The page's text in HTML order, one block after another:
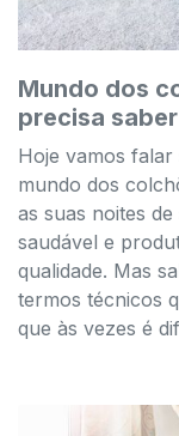
Mundo dos
precisa
Hoje vamos falar
mundo dos
as suas noites
saudável e
qualidade. Mas
termos técnicos
que às vezes é